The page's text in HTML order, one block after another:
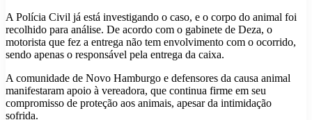
A Polícia Civil já está investigando o caso, e o corpo do animal foi
recolhido para análise. De acordo com o gabinete de Deza, o
motorista que fez a entrega não tem envolvimento com o ocorrido,
sendo apenas o responsável pela entrega da caixa.
A comunidade de Novo Hamburgo e defensores da causa animal
manifestaram apoio à vereadora, que continua firme em seu
compromisso de proteção aos animais, apesar da intimidação
sofrida.